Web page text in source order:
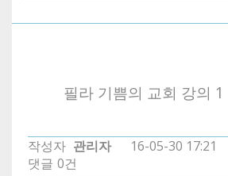
필라 기쁨의 교회 강의
작성자 관리자 16-05-30 17:21
댓글 0건